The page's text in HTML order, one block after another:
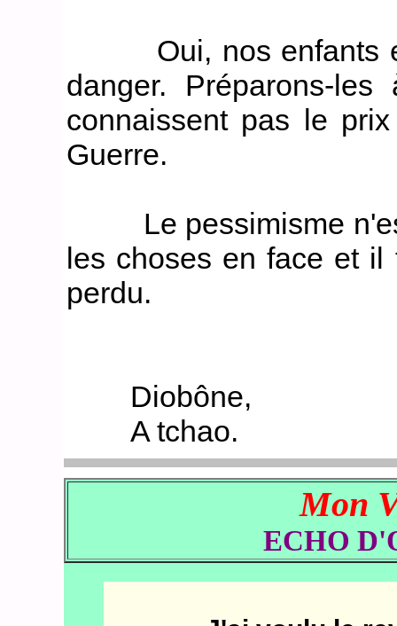
Oui, nos enfants et
danger. Préparons-
connaissent pas le
Guerre.
Le pessimisme n'est
les choses en face et
perdu.
Diobône,
A tchao.
Mon
ECHO